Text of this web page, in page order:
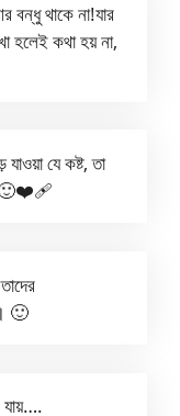
বন্ধু থাকে না!যার
হলেই কথা হয় না,
যে কষ্ট, তা
🙂❤️‍🩹
🙂